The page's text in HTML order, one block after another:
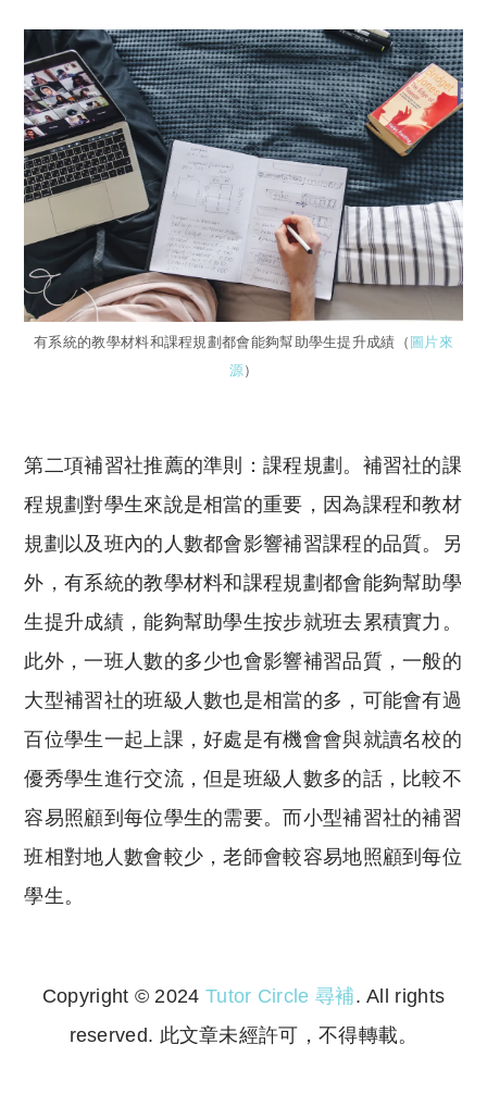
有系統的教學材料和課程規劃都會能夠幫助學生提升成績（ 圖片來
源）
第二項補習社推薦的準則：課程規劃。補習社的課
程規劃對學生來說是相當的重要，因為課程和教材
規劃以及班內的人數都會影響補習課程的品質。另
外，有系統的教學材料和課程規劃都會能夠幫助學
生提升成績，能夠幫助學生按步就班去累積實力。
此外，一班人數的多少也會影響補習品質，一般的
大型補習社的班級人數也是相當的多，可能會有過
百位學生一起上課，好處是有機會會與就讀名校的
優秀學生進行交流，但是班級人數多的話，比較不
容易照顧到每位學生的需要。而小型補習社的補習
班相對地人數會較少，老師會較容易地照顧到每位
學生。
Copyright © 2024 Tutor Circle 尋補. All rights
reserved. 此文章未經許可，不得轉載。